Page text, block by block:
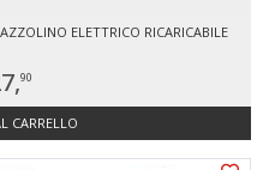
ELETTRICO RICARICABILE
90
CARRELLO